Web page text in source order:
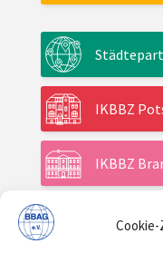
IKBBZ
IKBBZ